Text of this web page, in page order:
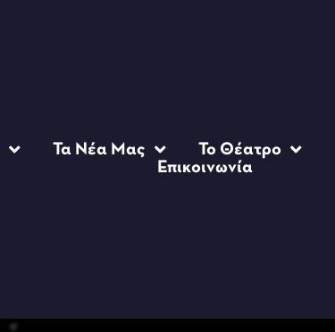
Τα Νέα Μας Το Θέατρο
Επικοινωνία